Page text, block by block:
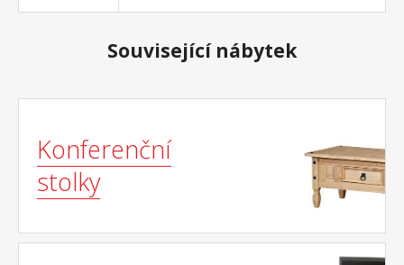
Související nábytek
Konferenční
stolky